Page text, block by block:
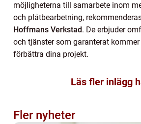
möjligheterna till samarbete inom
och plåtbearbetning,
Hoffmans Verkstad. De erbjuder
och tjänster som garanterat
förbättra dina projekt.
Läs fler inlägg
Fler nyheter